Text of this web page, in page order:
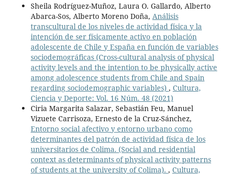
Sheila Rodríguez-Muñoz, Laura O. Gallardo, Alberto
Abarca-Sos, Alberto Moreno Doña, Análisis
transcultural de los niveles de actividad física y la
intención de ser físicamente activo en población
adolescente de Chile y España en función de variables
sociodemográficas (Cross-cultural analysis of physical
activity levels and the intention to be physically active
among adolescence students from Chile and Spain
regarding sociodemographic variables) , Cultura,
Ciencia y Deporte: Vol. 16 Núm. 48 (2021)
Ciria Margarita Salazar, Sebastián Feu, Manuel
Vizuete Carrisoza, Ernesto de la Cruz-Sánchez,
Entorno social afectivo y entorno urbano como
determinantes del patrón de actividad física de los
universitarios de Colima. (Social and residential
context as determinants of physical activity patterns
of students at the university of Colima). , Cultura,